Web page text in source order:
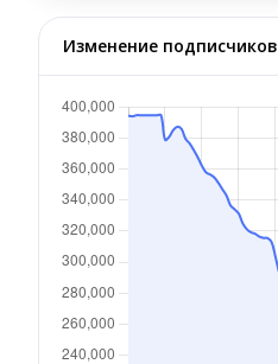
Изменение подписчиков